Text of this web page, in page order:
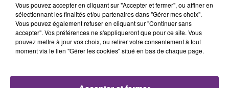
nucléaire ardennaise est à l'arrêt. Une situation
justifiée par la sécheresse intense qui est toujours
présente.
Vous pouvez accepter en cliquant sur "Accepter et fermer", ou affiner en
sélectionnant les finalités et/ou partenaires dans "Gérer mes choix".
Vous pouvez également refuser en cliquant sur "Continuer sans
accepter". Vos préférences ne s'appliqueront que pour ce site. Vous
pouvez mettre à jour vos choix, ou retirer votre consentement à tout
moment via le lien "Gérer les cookies" situé en bas de chaque page.